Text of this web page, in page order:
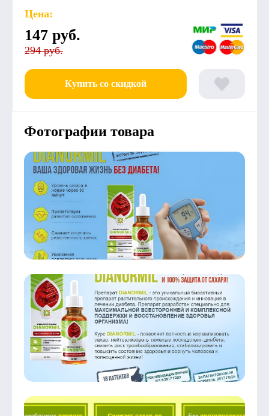
Цена:
147 руб.
294 руб.
Купить со скидкой
Фотографии товара